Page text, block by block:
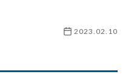
2023.02.10